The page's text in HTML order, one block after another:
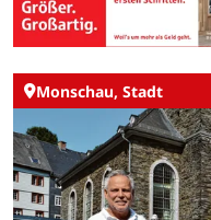
Monschau, Stadt